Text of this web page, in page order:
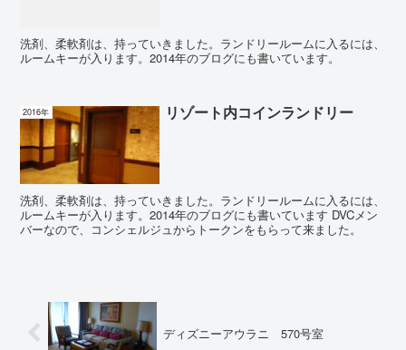
洗剤、柔軟剤は、持っていきました。ランドリールームに入るには、
ルームキーが入ります。2014年のブログにも書いています。
2016年 リゾート内コインランドリー
洗剤、柔軟剤は、持っていきました。ランドリールームに入るには、
ルームキーが入ります。2014年のブログにも書いています DVCメン
バーなので、コンシェルジュからトークンをもらって来ました。
ディズニーアウラニ 570号室